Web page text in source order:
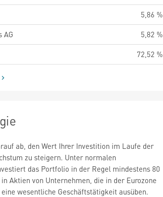
5,86 %
AG
5,82 %
72,52 %
ab, den Wert Ihrer Investition im Laufe der
zu steigern. Unter normalen
das Portfolio in der Regel mindestens 80
Aktien von Unternehmen, die in der Eurozone
wesentliche Geschäftstätigkeit ausüben.